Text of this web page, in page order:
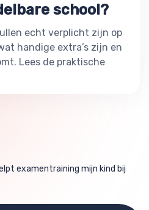
school?
echt verplicht zijn op
handige extra’s zijn en
Lees de praktische
examentraining mijn kind bij